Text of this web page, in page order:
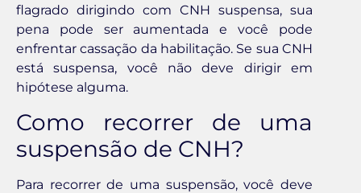
flagrado dirigindo com CNH suspensa, sua
pena pode ser aumentada e você pode
enfrentar cassação da habilitação. Se sua CNH
está suspensa, você não deve dirigir em
hipótese alguma.
Como recorrer de uma
suspensão de CNH?
Para recorrer de uma suspensão, você deve